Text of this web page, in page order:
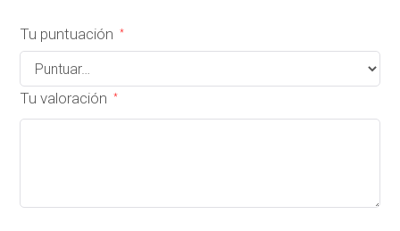
Tu puntuación *
Tu valoración *